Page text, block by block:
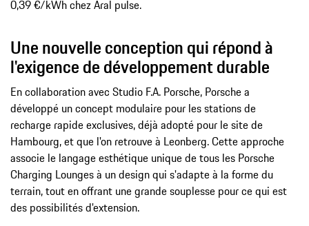
0,39 €/kWh chez Aral pulse.
Une nouvelle conception qui répond à
l'exigence de développement durable
En collaboration avec Studio F.A. Porsche, Porsche a
développé un concept modulaire pour les stations de
recharge rapide exclusives, déjà adopté pour le site de
Hambourg, et que l'on retrouve à Leonberg. Cette approche
associe le langage esthétique unique de tous les Porsche
Charging Lounges à un design qui s'adapte à la forme du
terrain, tout en offrant une grande souplesse pour ce qui est
des possibilités d'extension.